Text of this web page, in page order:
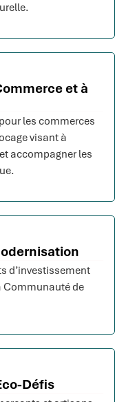
et à
les commerces
visant à
accompagner les
d’investissement
Communauté de
Défis